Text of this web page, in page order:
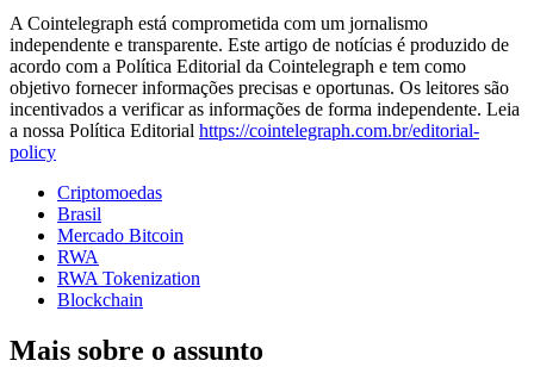
A Cointelegraph está comprometida com um jornalismo
independente e transparente. Este artigo de notícias é produzido de
acordo com a Política Editorial da Cointelegraph e tem como
objetivo fornecer informações precisas e oportunas. Os leitores são
incentivados a verificar as informações de forma independente. Leia
a nossa Política Editorial https://cointelegraph.com.br/editorial-
policy
Criptomoedas
Brasil
Mercado Bitcoin
RWA
RWA Tokenization
Blockchain
Mais sobre o assunto